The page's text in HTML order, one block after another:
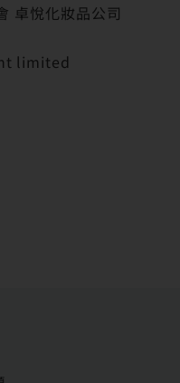
卓悅化妝品公司
limited